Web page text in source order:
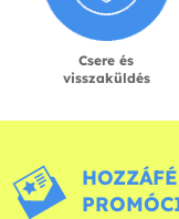
Csere és
visszaküldés